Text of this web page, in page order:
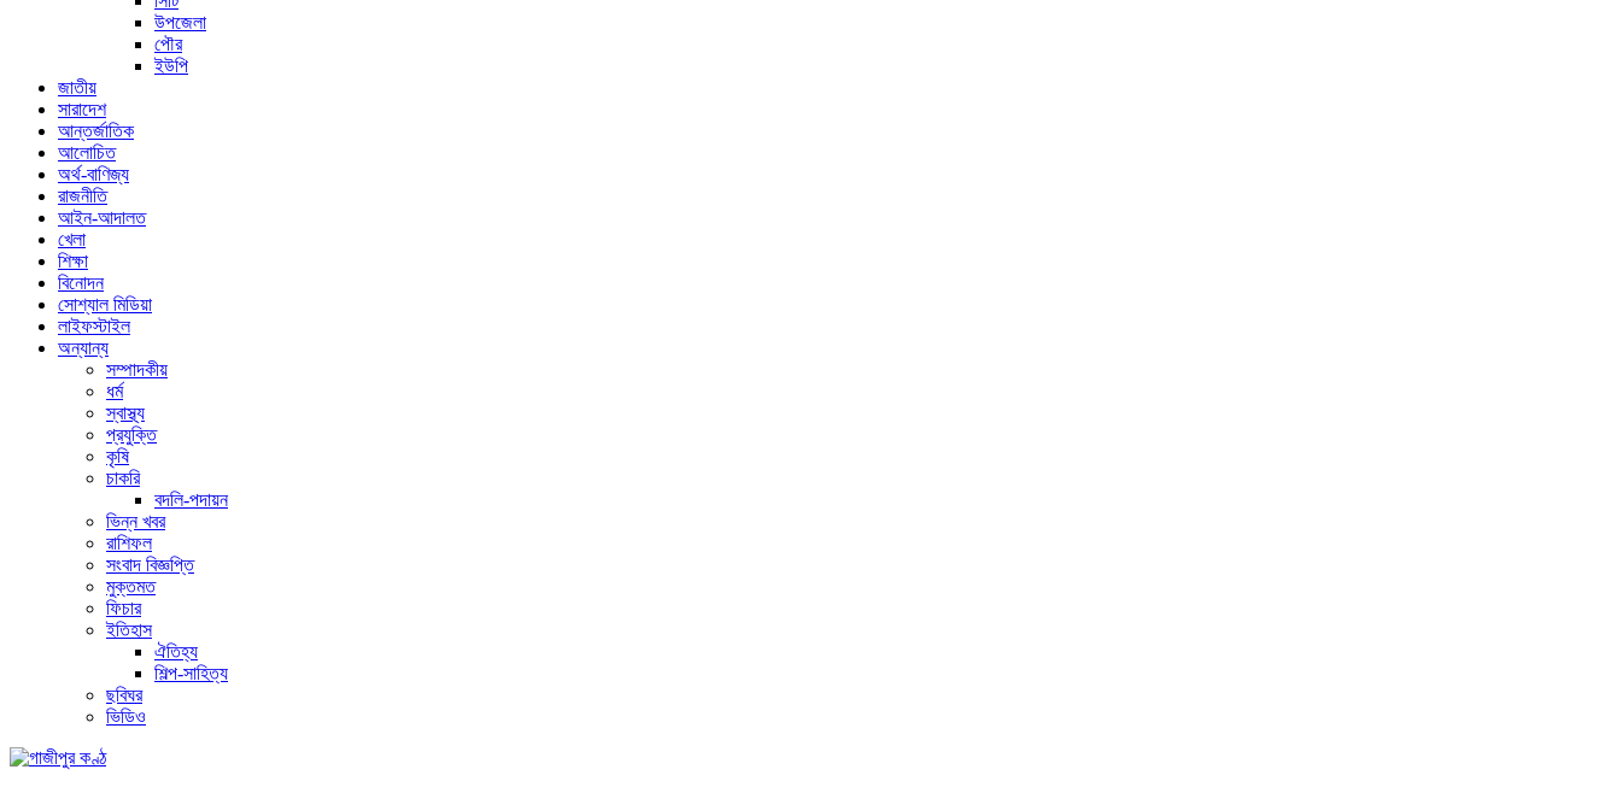
উপজেলা
পৌর
ইউপি
জাতীয়
সারাদেশ
আন্তর্জাতিক
আলোচিত
অর্থ-বাণিজ্য
রাজনীতি
আইন-আদালত
খেলা
শিক্ষা
বিনোদন
সোশ্যাল মিডিয়া
লাইফস্টাইল
অন্যান্য
সম্পাদকীয়
ধর্ম
স্বাস্থ্য
প্রযুক্তি
কৃষি
চাকরি
বদলি-পদায়ন
ভিন্ন খবর
রাশিফল
সংবাদ বিজ্ঞপ্তি
মুক্তমত
ফিচার
ইতিহাস
ঐতিহ্য
শিল্প-সাহিত্য
ছবিঘর
ভিডিও